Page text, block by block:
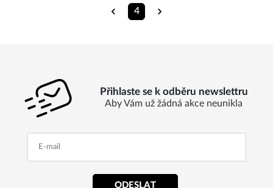
4
Přihlaste se k odběru newslettru
Aby Vám už žádná akce neunikla
ODESLAT